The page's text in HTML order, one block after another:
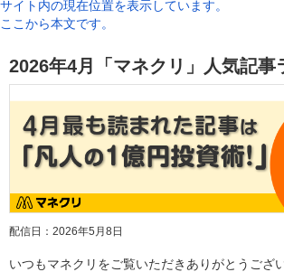
サイト内の現在位置を表示しています。
ここから本文です。
2026年4月「マネクリ」人気記事
配信日： 2026年5月8日
いつもマネクリをご覧いただきありがとうござ